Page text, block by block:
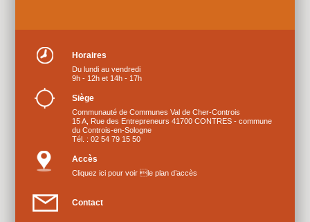
Horaires
Du lundi au vendredi
9h - 12h et 14h - 17h
Siège
Communauté de Communes Val de Cher-Controis
15 A, Rue des Entrepreneurs 41700 CONTRES - commune
du Controis-en-Sologne
Tél. : 02 54 79 15 50
Accès
Cliquez ici pour voir le plan d’accès
Contact